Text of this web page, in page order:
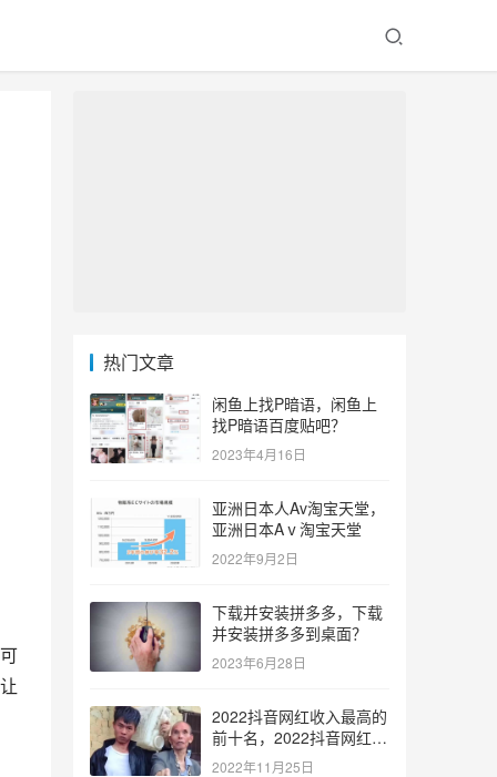
热门文章
闲鱼上找P暗语，闲鱼上
找P暗语百度贴吧？
2023年4月16日
亚洲日本人Av淘宝天堂，
亚洲日本Aⅴ淘宝天堂
2022年9月2日
下载并安装拼多多，下载
并安装拼多多到桌面？
2023年6月28日
2022抖音网红收入最高的
前十名，2022抖音网红收
入最高的前十名有哪些？
2022年11月25日